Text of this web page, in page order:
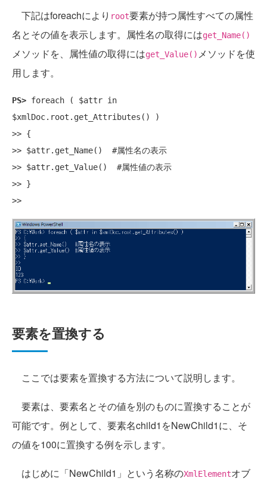
下記はforeachにより root要素が持つ属性すべての属性
名とその値を表示します。属性名の取得にはget_Name()
メソッドを、属性値の取得にはget_Value() メソッドを使
用します。
PS> foreach ( $attr in
$xmlDoc.root.get_Attributes() )
>> {
>> $attr.get_Name()  #属性名の表示
>> $attr.get_Value()  #属性値の表示
>> }
要素を置換する
ここでは要素を置換する方法について説明します。
要素は、要素名とその値を別のものに置換することが
可能です。例として、要素名child1をNewChild1に、そ
の値を100に置換する例を示します。
はじめに「NewChild1」という名称のXmlElementオブ